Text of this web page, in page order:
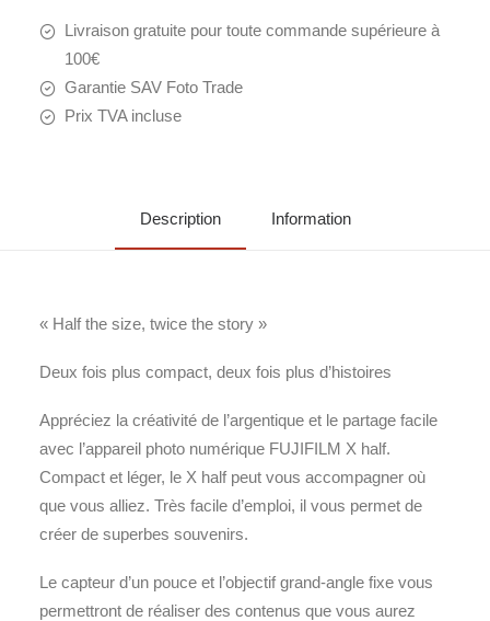
Livraison gratuite pour toute commande supérieure à
100€
Garantie SAV Foto Trade
Prix TVA incluse
Description Information
« Half the size, twice the story »
Deux fois plus compact, deux fois plus d’histoires
Appréciez la créativité de l’argentique et le partage facile
avec l’appareil photo numérique FUJIFILM X half.
Compact et léger, le X half peut vous accompagner où
que vous alliez. Très facile d’emploi, il vous permet de
créer de superbes souvenirs.
Le capteur d’un pouce et l’objectif grand-angle fixe vous
permettront de réaliser des contenus que vous aurez